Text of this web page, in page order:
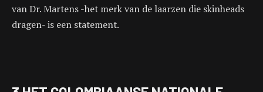
van Dr. Martens -het merk van de laarzen die skinheads
dragen- is een statement.